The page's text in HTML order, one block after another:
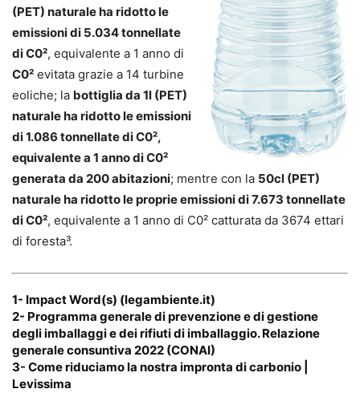
(PET) naturale ha ridotto le
emissioni di 5.034 tonnellate
di C0², equivalente a 1 anno di
C0² evitata grazie a 14 turbine
eoliche; la bottiglia da 1l (PET)
naturale ha ridotto le emissioni
di 1.086 tonnellate di C0²,
equivalente a 1 anno di C0²
generata da 200 abitazioni; mentre con la 50cl (PET)
naturale ha ridotto le proprie emissioni di 7.673 tonnellate
di C0², equivalente a 1 anno di C0² catturata da 3674 ettari
di foresta³.
1- Impact Word(s) (legambiente.it)
2- Programma generale di prevenzione e di gestione
degli imballaggi e dei rifiuti di imballaggio. Relazione
generale consuntiva 2022 (CONAI)
3- Come riduciamo la nostra impronta di carbonio |
Levissima